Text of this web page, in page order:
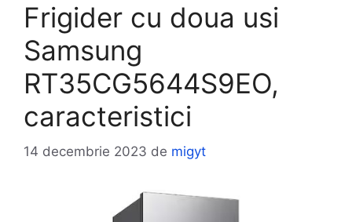
Frigider cu doua usi
Samsung
RT35CG5644S9EO,
caracteristici
14 decembrie 2023 de migyt